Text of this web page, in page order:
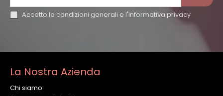
Accetto le condizioni generali e l'informativa privacy
La Nostra Azienda
Chi siamo